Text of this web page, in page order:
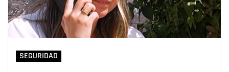
SEGURIDAD